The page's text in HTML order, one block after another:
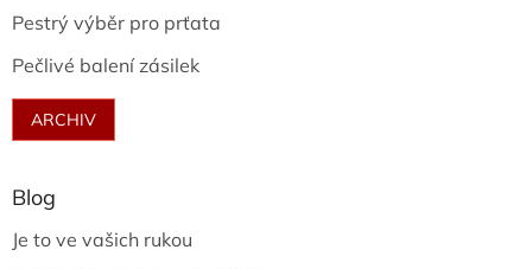
Pestrý výběr pro prťata
Pečlivé balení zásilek
ARCHIV
Blog
Je to ve vašich rukou